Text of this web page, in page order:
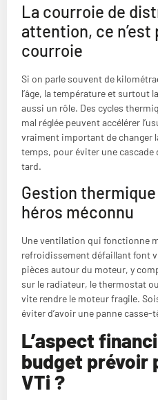
La courroie de
attention, ce n’est
courroie
Si on parle souvent de
l’âge, la température et surtout
aussi un rôle. Des cycles
mal réglée peuvent accélérer
vraiment important de changer
temps, pour éviter une cascade
tard.
Gestion
héros méconnu
Une ventilation qui fonctionne
refroidissement défaillant font
pièces autour du moteur, y
sur le radiateur, le thermostat
vite rendre le moteur fragile.
éviter d’avoir une panne casse-
L’aspect
budget prévoir
VTi ?